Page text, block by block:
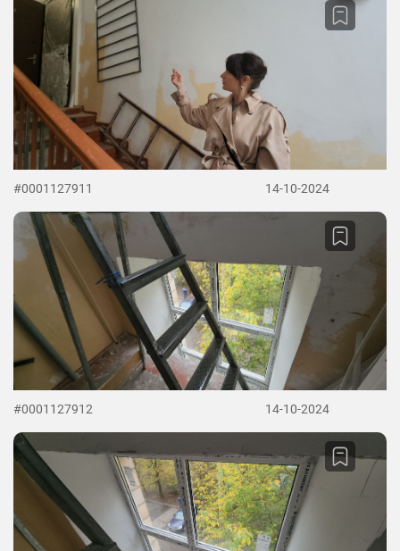
#0001127911 14-10-2024
#0001127912 14-10-2024